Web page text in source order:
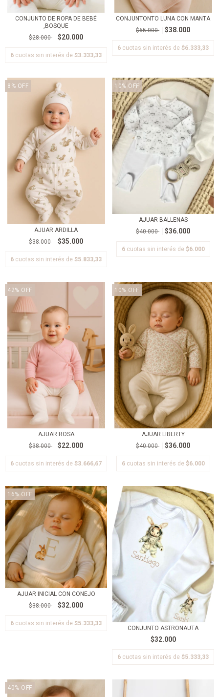
CONJUNTO DE ROPA DE BEBÉ
,BOSQUE
$28.000
$20.000
6 cuotas sin interés de $3.333,33
CONJUNTONTO LUNA CON MANTA
$65.000
$38.000
6 cuotas sin interés de $6.333,33
8 % OFF
AJUAR ARDILLA
$38.000
$35.000
6 cuotas sin interés de $5.833,33
10% OFF
AJUAR BALLENAS
$40.000
$36.000
6 cuotas sin interés de $6.000
42% OFF
AJUAR ROSA
$38.000
$22.000
6 cuotas sin interés de $3.666,67
10% OFF
AJUAR LIBERTY
$40.000
$36.000
6 cuotas sin interés de $6.000
16% OFF
AJUAR INICIAL CON CONEJO
$38.000
$32.000
6 cuotas sin interés de $5.333,33
CONJUNTO ASTRONAUTA
$32.000
6 cuotas sin interés de $5.333,33
40% OFF